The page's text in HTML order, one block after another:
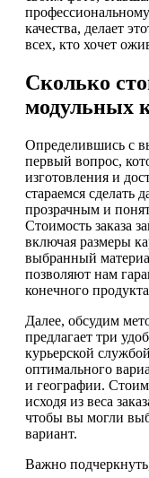
качества, делает
всех, кто хочет
Сколько
модульных
Определившись с
первый вопрос,
изготовления и
стараемся сделать
прозрачным и
Стоимость заказа
включая размеры
выбранный
позволяют нам
конечного
Далее, обсудим
предлагает три
курьерской
оптимального
и географии.
исходя из веса
чтобы вы могли
вариант.
Важно